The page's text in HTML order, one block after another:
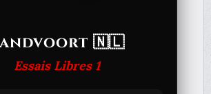
🇳🇱
Essais Libres 1